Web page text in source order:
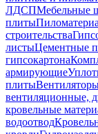
ЛДСПМебельные
плиты
строительства
листыЦементные
гипсокартона
армирующие
плиты
вентиляционные,
кровельные
водоотвод